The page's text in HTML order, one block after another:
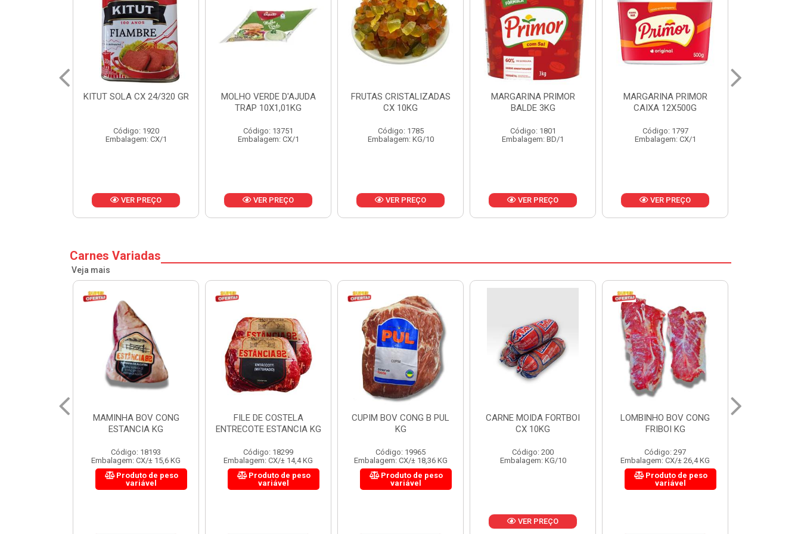
MOLHO VERDE D'AJUDA
Código: 13751
Embalagem: CX/1
VER PREÇO
FRUTAS CRISTALIZADAS
CX 10KG
Código: 1785
Embalagem: KG/10
VER PREÇO
MARGARINA PRIMOR
BALDE 3KG
Código: 1801
Embalagem: BD/1
VER PREÇO
MARGARINA PRIMOR
CAIXA 12X500G
Código: 1797
Embalagem: CX/1
VER PREÇO
MARGARINA PRIMOR CX
24X250G
Código: 1921
Embalagem: CX/1
VER PREÇO
Carnes Variadas
Veja mais
FILE DE COSTELA
ENTRECOTE ESTANCIA KG
Código: 18299
Embalagem: CX/± 14,4 KG
Produto de peso
variável
CUPIM BOV CONG B PUL
KG
Código: 19965
Embalagem: CX/± 18,36 KG
Produto de peso
variável
CARNE MOIDA FORTBOI
CX 10KG
Código: 200
Embalagem: KG/10
LOMBINHO BOV CONG
FRIBOI KG
Código: 297
Embalagem: CX/± 26,4 KG
FIGADO BOV CONG FRIBOI
KG
Código: 222
Embalagem: CX/± 30,12 KG
Produto de peso
variável